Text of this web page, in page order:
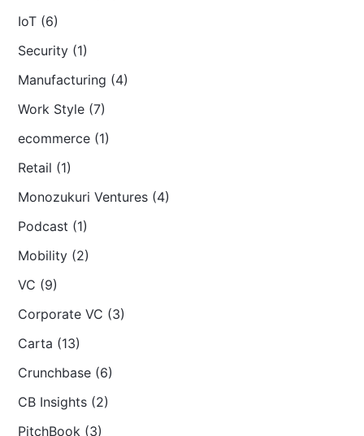
IoT (6)
Security (1)
Manufacturing (4)
Work Style (7)
ecommerce (1)
Retail (1)
Monozukuri Ventures (4)
Podcast (1)
Mobility (2)
VC (9)
Corporate VC (3)
Carta (13)
Crunchbase (6)
CB Insights (2)
PitchBook (3)